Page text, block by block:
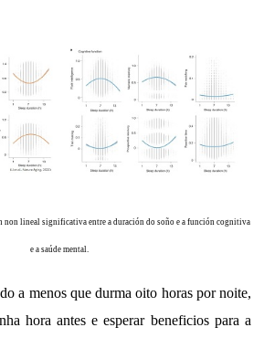
non lineal significativa entre a duración do soño e a función cognitiva
e a saúde mental.
a menos que durma oito horas por noite,
hora antes e esperar beneficios para a